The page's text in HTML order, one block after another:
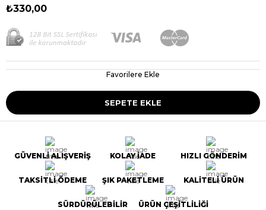
₺330,00
Favorilere Ekle
GÜVENLİ ALIŞVERİŞ KOLAY İADE HIZLI GÖNDERİM
TAKSİTLİ ÖDEME ŞIK PAKETLEME KALİTELİ ÜRÜN
SÜRDÜRÜLEBİLİR ÜRÜN ÇEŞİTLİLİĞİ